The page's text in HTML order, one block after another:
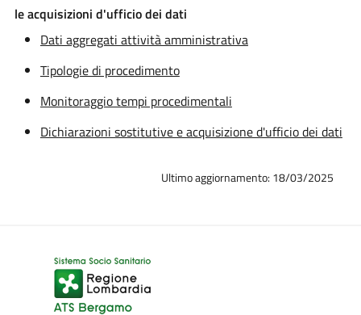
le acquisizioni d'ufficio dei dati
Dati aggregati attività amministrativa
Tipologie di procedimento
Monitoraggio tempi procedimentali
Dichiarazioni sostitutive e acquisizione d'ufficio dei dati
Ultimo aggiornamento: 18/03/2025